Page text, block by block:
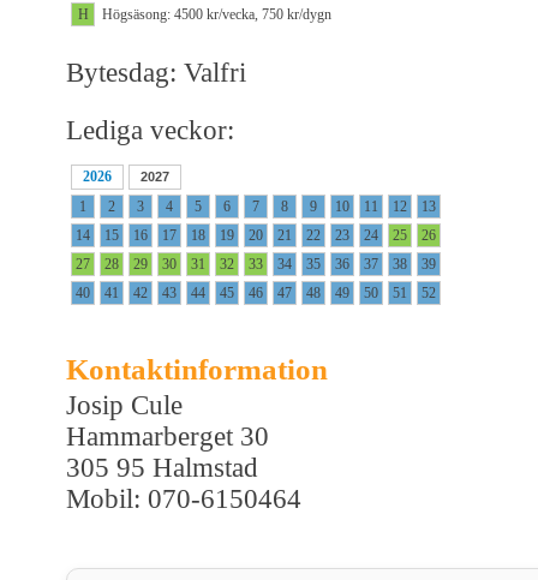
H
Högsäsong: 4500 kr/vecka, 750 kr/dygn
Bytesdag: Valfri
Lediga veckor:
2026 2027
1 2 3 4 5 6 7 8 9 10 11 12
13
14
15 16 17 18 19 20 21 22 23 24 25
26
27
28 29 30 31 32 33 34 35 36 37 38
39
40
41 42 43 44 45 46 47 48 49 50 51 52
Kontaktinformation
Josip Cule
Hammarberget 30
305 95 Halmstad
Mobil: 070-6150464